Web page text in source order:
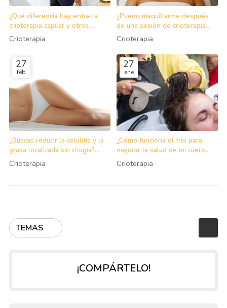
TEMAS
¿Qué diferencia hay entre la
crioterapia capilar y otros
tratamientos para el cabello?
Crioterapia
¿Puedo maquillarme después
de una sesión de crioterapia
facial?
Crioterapia
27
feb
¿Buscas reducir la celulitis y la
grasa localizada sin cirugía?
¡Opta por la crioterapia
corporal!
Crioterapia
27
ene
¿Cómo funciona el frío para
mejorar la salud de mi cuero
cabelludo y cabello?
Crioterapia
¡COMPÁRTELO!